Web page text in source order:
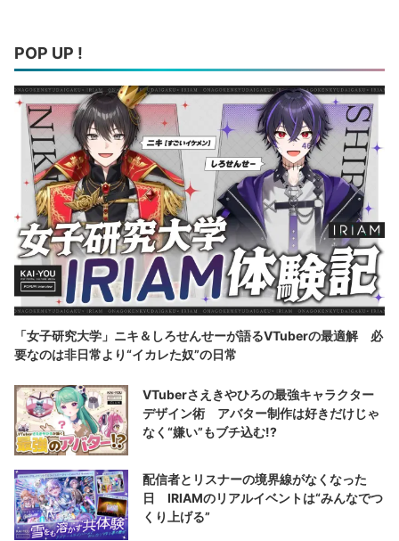
POP UP !
「女子研究大学」ニキ＆しろせんせーが語るVTuberの最適解 必
要なのは非日常より“イカレた奴”の日常
VTuberさえきやひろの最強キャラクター
デザイン術 アバター制作は好きだけじゃ
なく“嫌い”もブチ込む!?
配信者とリスナーの境界線がなくなった
日 IRIAMのリアルイベントは“みんなでつ
くり上げる”